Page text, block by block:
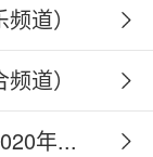
道）
道）
年...